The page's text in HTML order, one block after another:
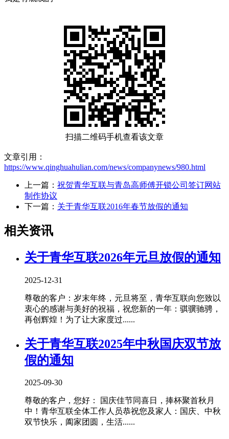
扫描二维码手机查看该文章
文章引用：
https://www.qinghuahulian.com/news/companynews/980.html
上一篇： 祝贺青华互联与青岛高师傅开锁公司签订网站
制作协议
下一篇： 关于青华互联2016年春节放假的通知
相关资讯
关于青华互联2026年元旦放假的通知
2025-12-31
尊敬的客户：岁末年终，元旦将至，青华互联向您致以
衷心的感谢与美好的祝福，祝您新的一年：骐骥驰骋，
再创辉煌！为了让大家度过......
关于青华互联2025年中秋国庆双节放
假的通知
2025-09-30
尊敬的客户，您好： 国庆佳节同喜日，捧杯聚首秋月
中！青华互联全体工作人员恭祝您及家人：国庆、中秋
双节快乐，阖家团圆，生活......